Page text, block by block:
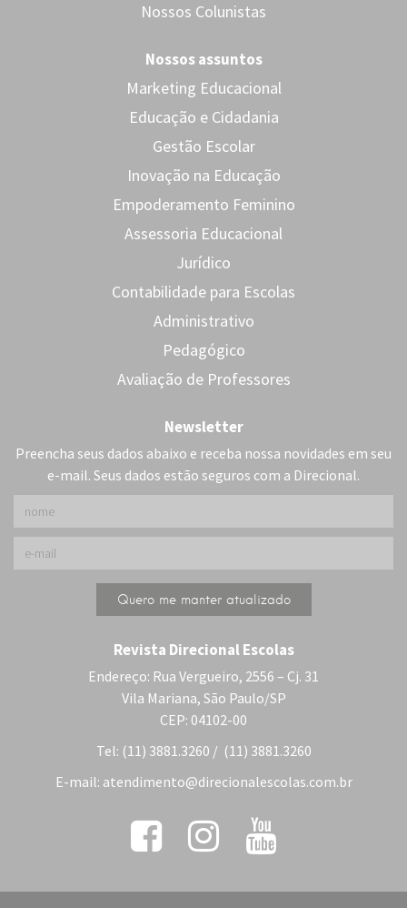
Nossos Colunistas
Nossos assuntos
Marketing Educacional
Educação e Cidadania
Gestão Escolar
Inovação na Educação
Empoderamento Feminino
Assessoria Educacional
Jurídico
Contabilidade para Escolas
Administrativo
Pedagógico
Avaliação de Professores
Newsletter
Preencha seus dados abaixo e receba nossa novidades em seu
e-mail. Seus dados estão seguros com a Direcional.
Revista Direcional Escolas
Endereço: Rua Vergueiro, 2556 – Cj. 31
Vila Mariana, São Paulo/SP
CEP: 04102-00
Tel: (11) 3881.3260 / (11) 3881.3260
E-mail: atendimento@direcionalescolas.com.br